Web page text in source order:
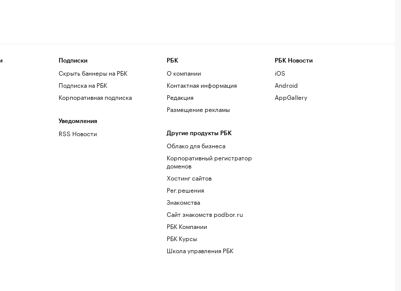
Подписки
Скрыть баннеры на РБК
Подписка на РБК
Корпоративная подписка
Уведомления
RSS Новости
РБК
О компании
Контактная информация
Редакция
Размещение рекламы
Другие продукты РБК
Облако для бизнеса
Корпоративный регистратор
доменов
Хостинг сайтов
Рег.решения
Знакомства
Сайт знакомств podbor.ru
РБК Компании
РБК Курсы
Школа управления РБК
РБК Новости
iOS
Android
AppGallery